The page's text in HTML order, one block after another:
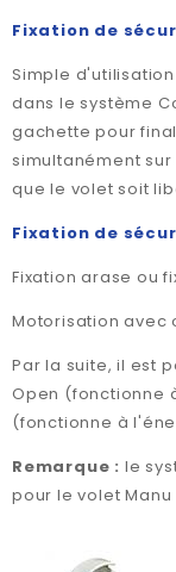
Fixation de
Simple
dans le système
gachette pour
simultanément
que le volet soit
Fixation de
Fixation arase ou
Motorisation avec
Par la suite, il est
Open (fonctionne
(fonctionne à
Remarque : le
pour le volet Manu